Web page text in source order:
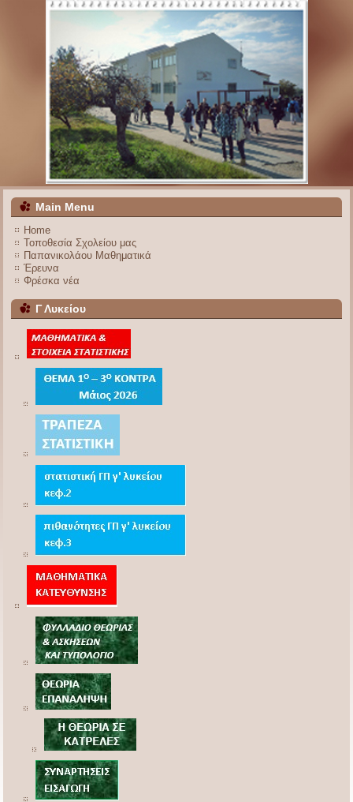
Main Menu
Home
Τοποθεσία Σχολείου μας
Παπανικολάου Μαθηματικά
Έρευνα
Φρέσκα νέα
Γ Λυκείου